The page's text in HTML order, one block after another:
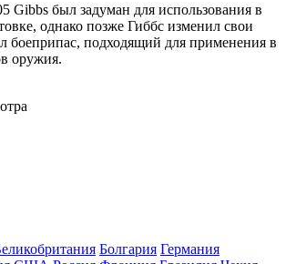
Gibbs был задуман для использования в
однако позже Гиббс изменил свои
боеприпас, подходящий для применения в
оружия.
Болгария Германия